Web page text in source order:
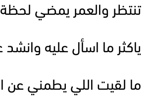
تنتظر والعمر يمضي لحظة
ياكثر ما اسأل عليه وانشد
ما لقيت اللي يطمني عن